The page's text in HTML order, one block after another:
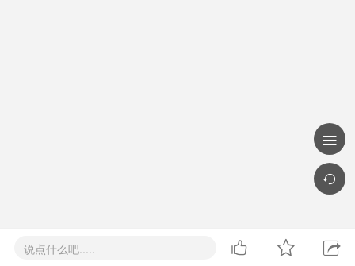
说点什么吧.....   

